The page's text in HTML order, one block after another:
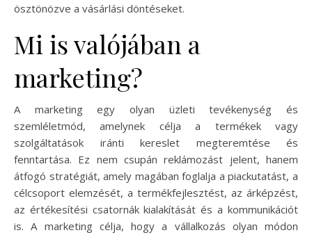
ösztönözve a vásárlási döntéseket.
Mi is valójában a
marketing?
A marketing egy olyan üzleti tevékenység és
szemléletmód, amelynek célja a termékek vagy
szolgáltatások iránti kereslet megteremtése és
fenntartása. Ez nem csupán reklámozást jelent, hanem
átfogó stratégiát, amely magában foglalja a piackutatást, a
célcsoport elemzését, a termékfejlesztést, az árképzést,
az értékesítési csatornák kialakítását és a kommunikációt
is. A marketing célja, hogy a vállalkozás olyan módon